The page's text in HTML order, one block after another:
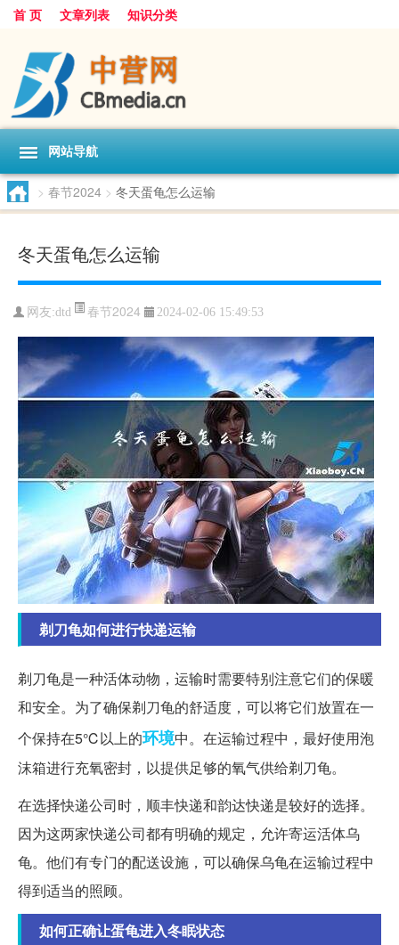
首 页 文章列表 知识分类
网站导航
> 春节2024 > 冬天蛋龟怎么运输
冬天蛋龟怎么运输
网友:dtd 春节2024 2024-02-06 15:49:53
剃刀龟如何进行快递运输
剃刀龟是一种活体动物，运输时需要特别注意它们的保暖
和安全。为了确保剃刀龟的舒适度，可以将它们放置在一
个保持在5℃以上的环境中。在运输过程中，最好使用泡
沫箱进行充氧密封，以提供足够的氧气供给剃刀龟。
在选择快递公司时，顺丰快递和韵达快递是较好的选择。
因为这两家快递公司都有明确的规定，允许寄运活体乌
龟。他们有专门的配送设施，可以确保乌龟在运输过程中
得到适当的照顾。
如何正确让蛋龟进入冬眠状态